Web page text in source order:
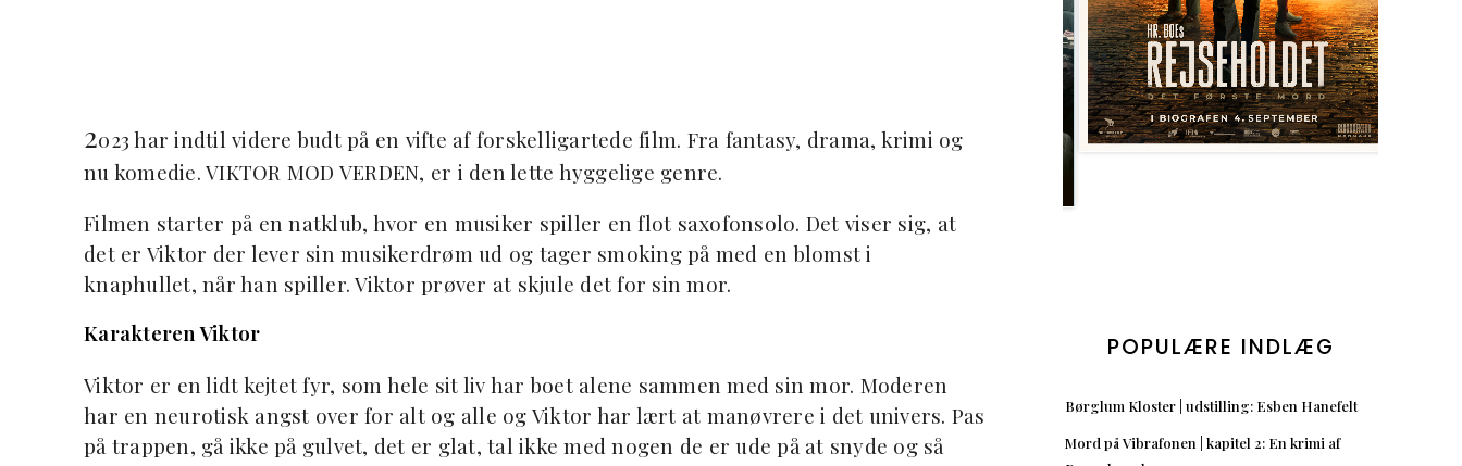
2023 har indtil videre budt på en vifte af forskelligartede film. Fra fantasy, drama, krimi og
nu komedie. VIKTOR MOD VERDEN, er i den lette hyggelige genre.
Filmen starter på en natklub, hvor en musiker spiller en flot saxofonsolo. Det viser sig, at
det er Viktor der lever sin musikerdrøm ud og tager smoking på med en blomst i
knaphullet, når han spiller. Viktor prøver at skjule det for sin mor.
Karakteren Viktor
Viktor er en lidt kejtet fyr, som hele sit liv har boet alene sammen med sin mor. Moderen
har en neurotisk angst over for alt og alle og Viktor har lært at manøvrere i det univers. Pas
på trappen, gå ikke på gulvet, det er glat, tal ikke med nogen de er ude på at snyde og så
POPULÆRE INDLÆG
Børglum Kloster | udstilling: Esben Hanefelt
Mord på Vibrafonen | kapitel 2: En krimi af